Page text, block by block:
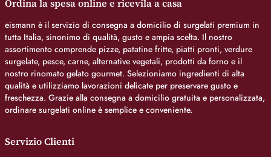
Ordina la spesa online e ricevila a casa
eismann è il servizio di consegna a domicilio di surgelati premium in
tutta Italia, sinonimo di qualità, gusto e ampia scelta. Il nostro
assortimento comprende pizze, patatine fritte, piatti pronti, verdure
surgelate, pesce, carne, alternative vegetali, prodotti da forno e il
nostro rinomato gelato gourmet. Selezioniamo ingredienti di alta
qualità e utilizziamo lavorazioni delicate per preservare gusto e
freschezza. Grazie alla consegna a domicilio gratuita e personalizzata,
ordinare surgelati online è semplice e conveniente.
Servizio Clienti